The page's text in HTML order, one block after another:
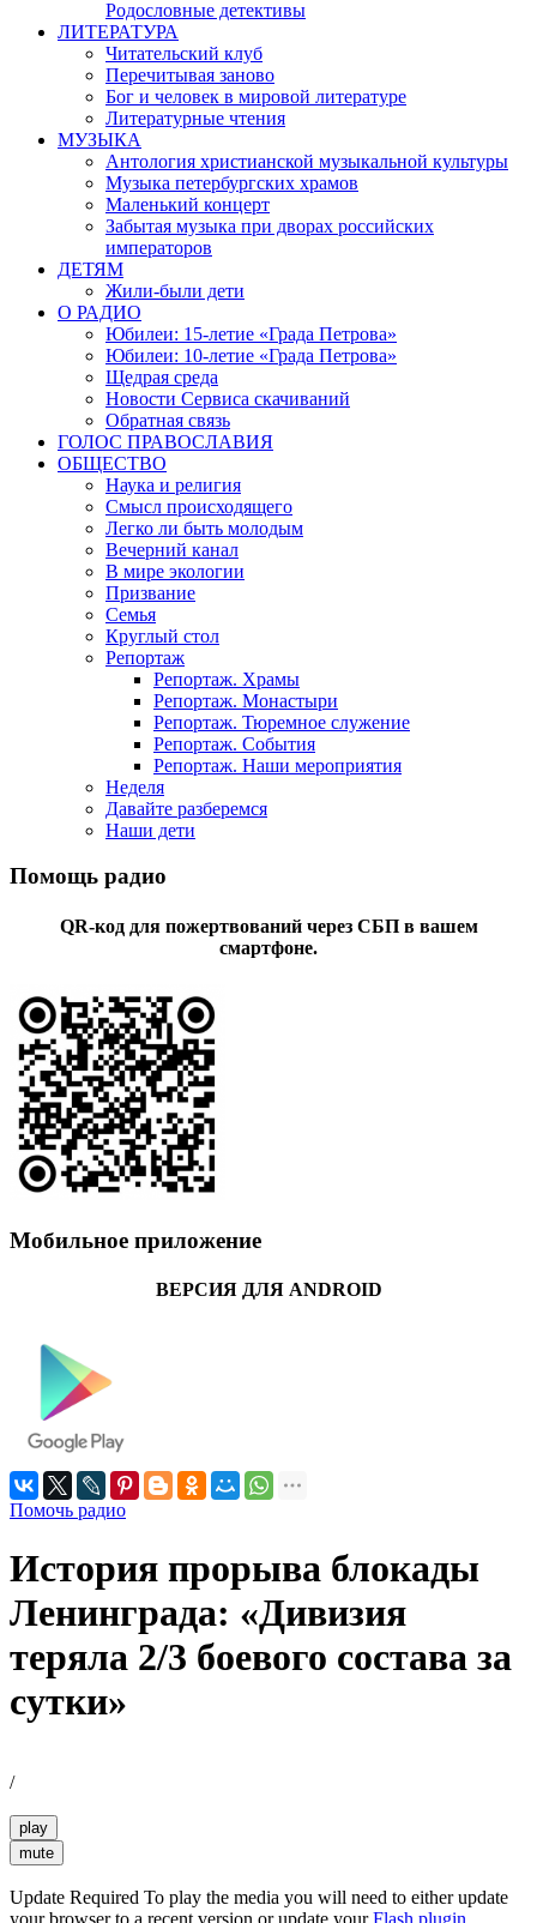
Родословные детективы
ЛИТЕРАТУРА
Читательский клуб
Перечитывая заново
Бог и человек в мировой литературе
Литературные чтения
МУЗЫКА
Антология христианской музыкальной культуры
Музыка петербургских храмов
Маленький концерт
Забытая музыка при дворах российских
императоров
ДЕТЯМ
Жили-были дети
О РАДИО
Юбилеи: 15-летие «Града Петрова»
Юбилеи: 10-летие «Града Петрова»
Щедрая среда
Новости Сервиса скачиваний
Обратная связь
ГОЛОС ПРАВОСЛАВИЯ
ОБЩЕСТВО
Наука и религия
Смысл происходящего
Легко ли быть молодым
Вечерний канал
В мире экологии
Призвание
Семья
Круглый стол
Репортаж
Репортаж. Храмы
Репортаж. Монастыри
Репортаж. Тюремное служение
Репортаж. События
Репортаж. Наши мероприятия
Неделя
Давайте разберемся
Наши дети
Помощь радио
QR-код для пожертвований через СБП в вашем
смартфоне.
Мобильное приложение
ВЕРСИЯ ДЛЯ ANDROID
Помочь радио
История прорыва блокады
Ленинграда: «Дивизия
теряла 2/3 боевого состава за
сутки»
/
play
mute
Update Required To play the media you will need to either update
your browser to a recent version or update yourFlash plugin